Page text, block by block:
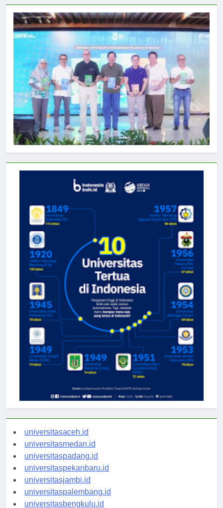
universitasaceh.id
universitasmedan.id
universitaspadang.id
universitaspekanbaru.id
universitasjambi.id
universitaspalembang.id